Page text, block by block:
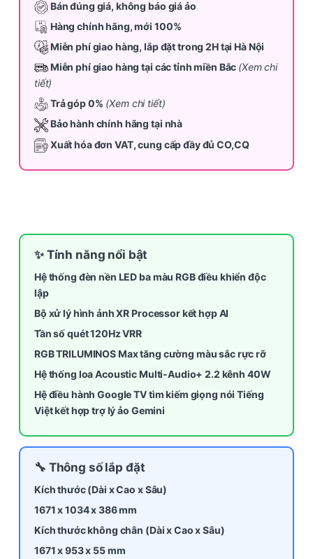
Bán đúng giá, không báo giá ảo
Hàng chính hãng, mới 100%
Miễn phí giao hàng, lắp đặt trong 2H tại Hà Nội
Miễn phí giao hàng tại các tỉnh miền Bắc (Xem chi
tiết)
Trả góp 0% (Xem chi tiết)
Bảo hành chính hãng tại nhà
Xuất hóa đơn VAT, cung cấp đầy đủ CO,CQ
✨ Tính năng nổi bật
Hệ thống đèn nền LED ba màu RGB điều khiển độc
lập
Bộ xử lý hình ảnh XR Processor kết hợp AI
Tần số quét 120Hz VRR
RGB TRILUMINOS Max tăng cường màu sắc rực rỡ
Hệ thống loa Acoustic Multi-Audio+ 2.2 kênh 40W
Hệ điều hành Google TV tìm kiếm giọng nói Tiếng
Việt kết hợp trợ lý ảo Gemini
🔧 Thông số lắp đặt
Kích thước (Dài x Cao x Sâu)
1671 x 1034 x 386 mm
Kích thước không chân (Dài x Cao x Sâu)
1671 x 953 x 55 mm